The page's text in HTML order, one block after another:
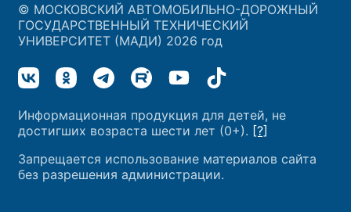
© МОСКОВСКИЙ АВТОМОБИЛЬНО-ДОРОЖНЫЙ
ГОСУДАРСТВЕННЫЙ ТЕХНИЧЕСКИЙ
УНИВЕРСИТЕТ (МАДИ) 2026 год
Информационная продукция для детей, не
достигших возраста шести лет (0+). [?]
Запрещается использование материалов сайта
без разрешения администрации.